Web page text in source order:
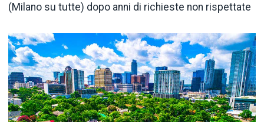
(Milano su tutte) dopo anni di richieste non rispettate